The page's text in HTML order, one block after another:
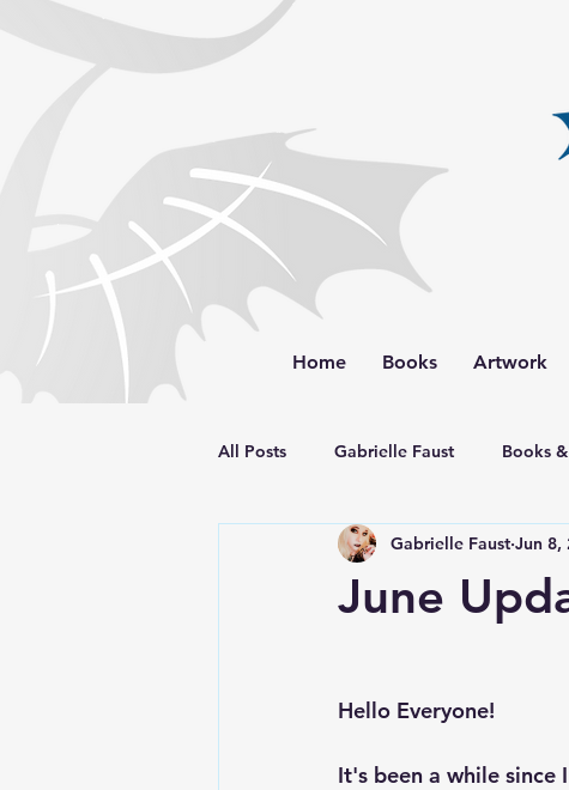
Home Books Artwork
All Posts Gabrielle Faust Books
Horror Writers Association
June
Gabrielle Faust Jun 8,
Hello Everyone!
It's been a while since